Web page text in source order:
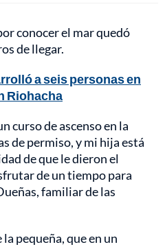
conocer el mar quedó
de llegar.
a seis personas en
Riohacha
curso de ascenso en la
de permiso, y mi hija está
de que le dieron el
de un tiempo para
familiar de las
pequeña, que en un